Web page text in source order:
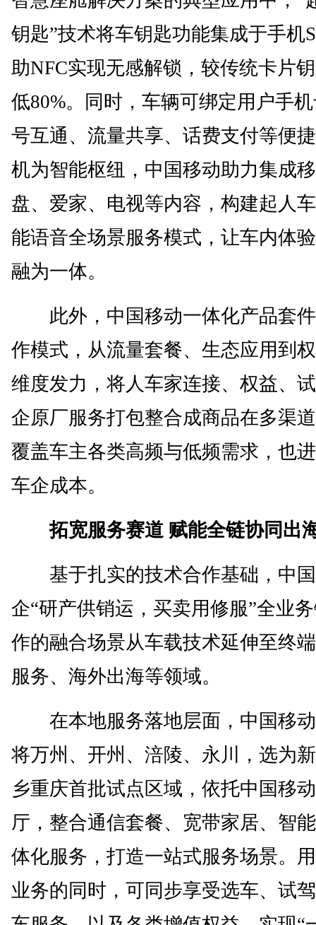
钥匙”技术将车钥匙功能集成于手机
助NFC实现无感解锁，较传统卡片
低80%。同时，车辆可绑定用户手
号互通、流量共享、话费支付等便
机为智能枢纽，中国移动助力集成
盘、爱家、电视等内容，构建起人
能语音全场景服务模式，让车内体
融为一体。
此外，中国移动一体化产品套件
作模式，从流量套餐、生态应用到
维度发力，将人车家连接、权益、
企原厂服务打包整合成商品在多渠
覆盖车主各类高频与低频需求，也
车企成本。
拓宽服务赛道 赋能全链协同出
基于扎实的技术合作基础，中国
企“研产供销运，买卖用修服”全业
作的融合场景从车载技术延伸至终
服务、海外出海等领域。
在本地服务落地层面，中国移动
将万州、开州、涪陵、永川，选为
乡重庆首批试点区域，依托中国移
厅，整合通信套餐、宽带家居、智
体化服务，打造一站式服务场景。
业务的同时，可同步享受选车、试